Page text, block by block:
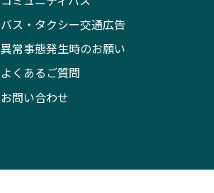
バス・タクシー交通広告
異常事態発生時のお願い
よくあるご質問
お問い合わせ